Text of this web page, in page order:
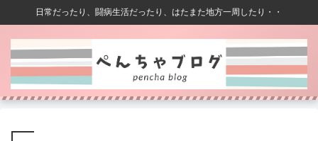
日常だったり、闘病生活だったり、はたまた地方一周したり・・